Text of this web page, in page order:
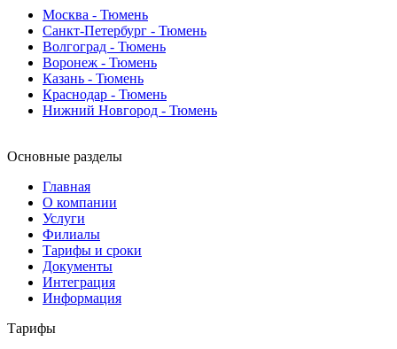
Москва - Тюмень
Санкт-Петербург - Тюмень
Волгоград - Тюмень
Воронеж - Тюмень
Казань - Тюмень
Краснодар - Тюмень
Нижний Новгород - Тюмень
Основные разделы
Главная
О компании
Услуги
Филиалы
Тарифы и сроки
Документы
Интеграция
Информация
Тарифы